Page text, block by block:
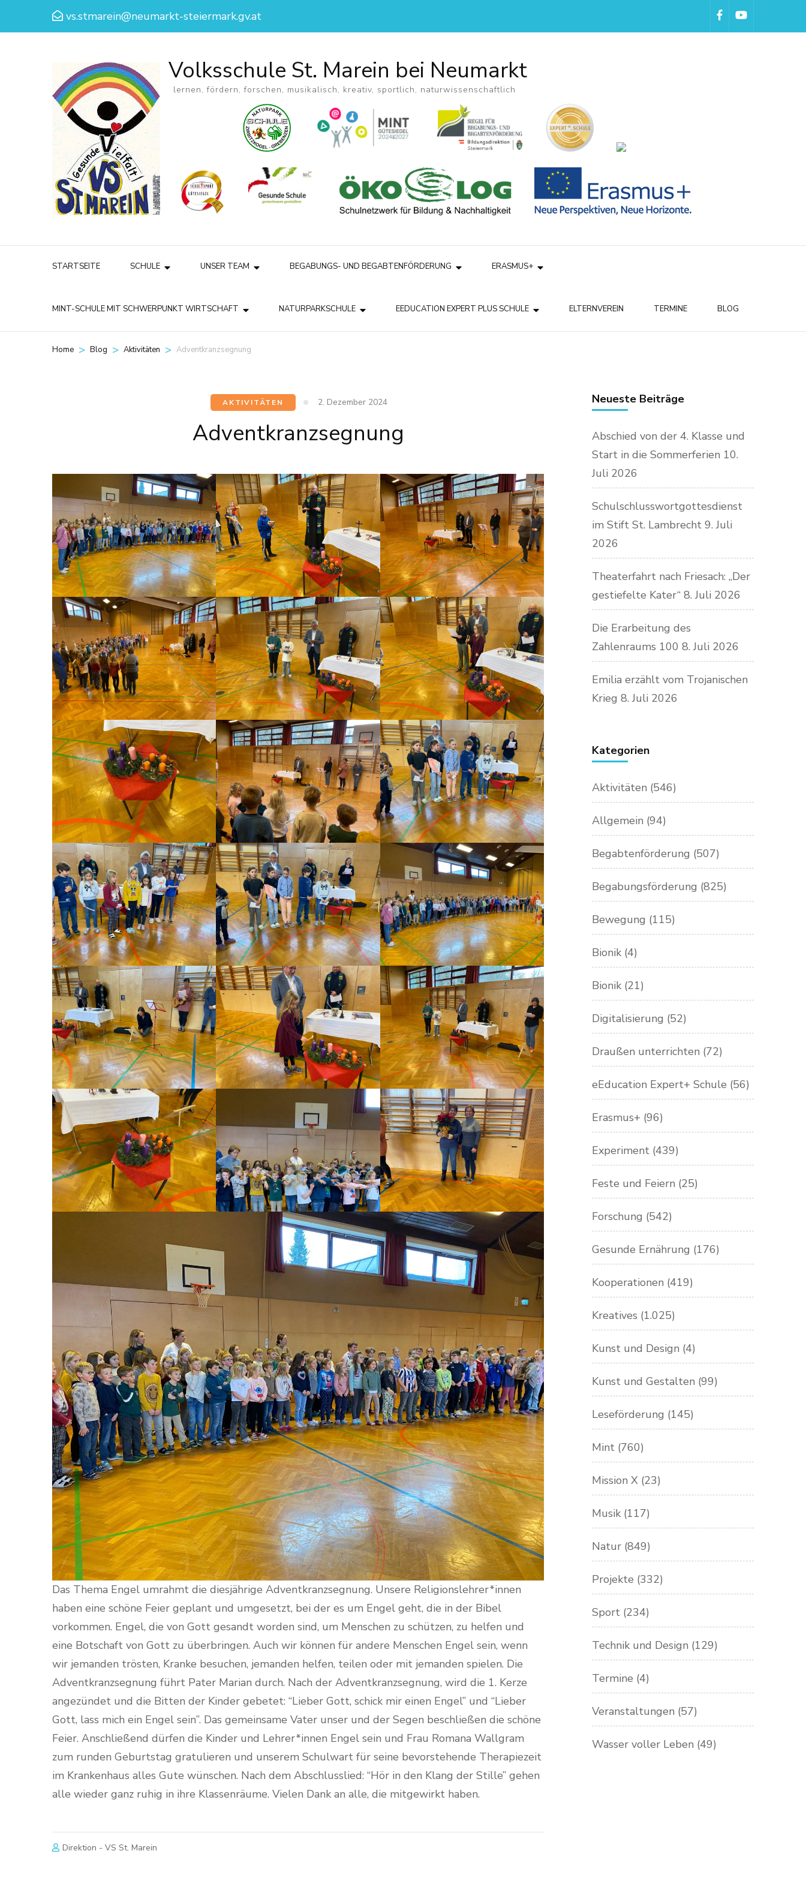
vs.stmarein@neumarkt-steiermark.gv.at
Volksschule St. Marein bei Neumarkt
lernen, fördern, forschen, musikalisch, kreativ, sportlich, naturwissenschaftlich
STARTSEITE SCHULE UNSER TEAM BEGABUNGS- UND BEGABTENFÖRDERUNG ERASMUS+
MINT-SCHULE MIT SCHWERPUNKT WIRTSCHAFT NATURPARKSCHULE EEDUCATION EXPERT PLUS SCHULE ELTERNVEREIN TERMINE BLOG
Home > Blog > Aktivitäten > Adventkranzsegnung
AKTIVITÄTEN 2. Dezember 2024
Adventkranzsegnung
Das Thema Engel umrahmt die diesjährige Adventkranzsegnung. Unsere Religionslehrer*innen
haben eine schöne Feier geplant und umgesetzt, bei der es um Engel geht, die in der Bibel
vorkommen. Engel, die von Gott gesandt worden sind, um Menschen zu schützen, zu helfen und
eine Botschaft von Gott zu überbringen. Auch wir können für andere Menschen Engel sein, wenn
wir jemanden trösten, Kranke besuchen, jemanden helfen, teilen oder mit jemanden spielen. Die
Adventkranzsegnung führt Pater Marian durch. Nach der Adventkranzsegnung, wird die 1. Kerze
angezündet und die Bitten der Kinder gebetet: “Lieber Gott, schick mir einen Engel” und “Lieber
Gott, lass mich ein Engel sein”. Das gemeinsame Vater unser und der Segen beschließen die schöne
Feier. Anschließend dürfen die Kinder und Lehrer*innen Engel sein und Frau Romana Wallgram
zum runden Geburtstag gratulieren und unserem Schulwart für seine bevorstehende Therapiezeit
im Krankenhaus alles Gute wünschen. Nach dem Abschlusslied: “Hör in den Klang der Stille” gehen
alle wieder ganz ruhig in ihre Klassenräume. Vielen Dank an alle, die mitgewirkt haben.
Direktion - VS St. Marein
Neueste Beiträge
Abschied von der 4. Klasse und
Start in die Sommerferien 10.
Juli 2026
Schulschlusswortgottesdienst
im Stift St. Lambrecht 9. Juli
2026
Theaterfahrt nach Friesach: „Der
gestiefelte Kater“ 8. Juli 2026
Die Erarbeitung des
Zahlenraums 100 8. Juli 2026
Emilia erzählt vom Trojanischen
Krieg 8. Juli 2026
Kategorien
Aktivitäten (546)
Allgemein (94)
Begabtenförderung (507)
Begabungsförderung (825)
Bewegung (115)
Bionik (4)
Bionik (21)
Digitalisierung (52)
Draußen unterrichten (72)
eEducation Expert+ Schule (56)
Erasmus+ (96)
Experiment (439)
Feste und Feiern (25)
Forschung (542)
Gesunde Ernährung (176)
Kooperationen (419)
Kreatives (1.025)
Kunst und Design (4)
Kunst und Gestalten (99)
Leseförderung (145)
Mint (760)
Mission X (23)
Musik (117)
Natur (849)
Projekte (332)
Sport (234)
Technik und Design (129)
Termine (4)
Veranstaltungen (57)
Wasser voller Leben (49)